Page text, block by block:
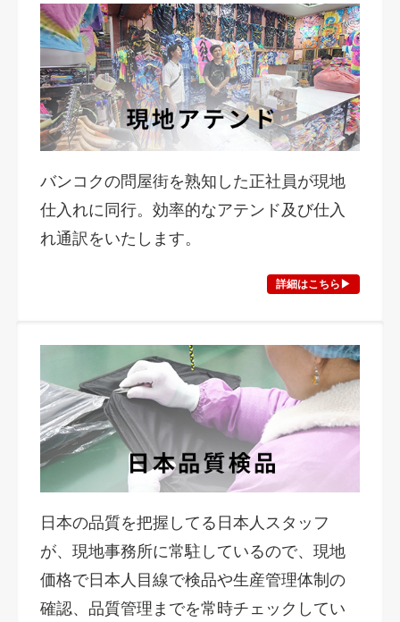
バンコクの問屋街を熟知した正社員が現地
仕入れに同行。効率的なアテンド及び仕入
れ通訳をいたします。
詳細はこちら▶︎
日本の品質を把握してる日本人スタッフ
が、現地事務所に常駐しているので、現地
価格で日本人目線で検品や生産管理体制の
確認、品質管理までを常時チェックしてい